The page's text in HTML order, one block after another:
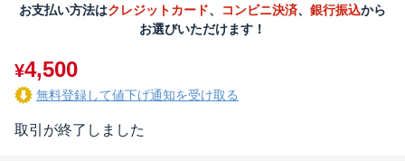
お支払い方法はクレジットカード、 コンビニ決済、 銀行振込から
お選びいただけます！
¥4,500
無料登録して値下げ通知を受け取る
取引が終了しました